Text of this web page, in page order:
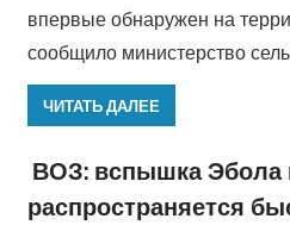
впервые обнаружен на
сообщило министерство
ЧИТАТЬ ДАЛЕЕ
ВОЗ: вспышка Эбола
распространяется